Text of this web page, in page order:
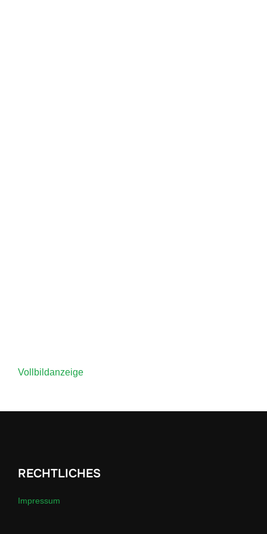
Vollbildanzeige
RECHTLICHES
Impressum